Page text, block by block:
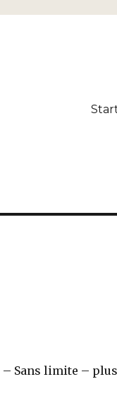
– Sans limite –